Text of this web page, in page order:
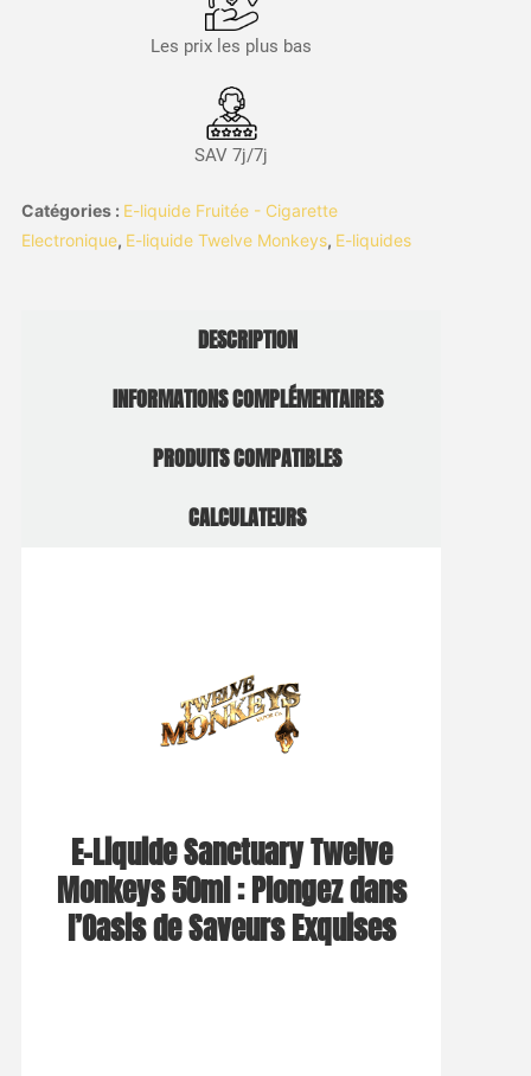
Les prix les plus bas
SAV 7j/7j
Catégories : E-liquide Fruitée - Cigarette
Electronique, E-liquide Twelve Monkeys, E-liquides
DESCRIPTION
INFORMATIONS COMPLÉMENTAIRES
PRODUITS COMPATIBLES
CALCULATEURS
E-Liquide Sanctuary Twelve
Monkeys 50ml : Plongez dans
l’Oasis de Saveurs Exquises